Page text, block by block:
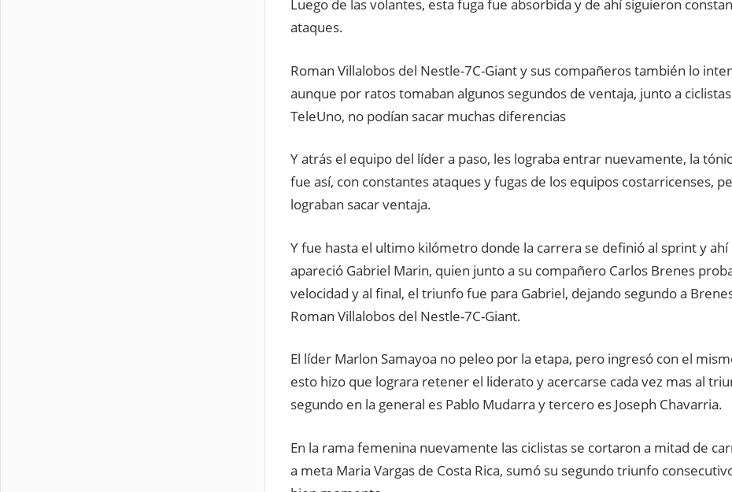
Luego de las volantes, esta fuga fue absorbida y de ahí siguieron
ataques.
Roman Villalobos del Nestle-7C-Giant y sus compañeros también lo
aunque por ratos tomaban algunos segundos de ventaja, junto a
TeleUno, no podían sacar muchas diferencias
Y atrás el equipo del líder a paso, les lograba entrar nuevamente, la
fue así, con constantes ataques y fugas de los equipos costarricenses,
lograban sacar ventaja.
Y fue hasta el ultimo kilómetro donde la carrera se definió al sprint y
apareció Gabriel Marin, quien junto a su compañero Carlos Brenes
velocidad y al final, el triunfo fue para Gabriel, dejando segundo a
Roman Villalobos del Nestle-7C-Giant.
El líder Marlon Samayoa no peleo por la etapa, pero ingresó con el
esto hizo que lograra retener el liderato y acercarse cada vez mas al
segundo en la general es Pablo Mudarra y tercero es Joseph Chavarria.
En la rama femenina nuevamente las ciclistas se cortaron a mitad de
a meta Maria Vargas de Costa Rica, sumó su segundo triunfo